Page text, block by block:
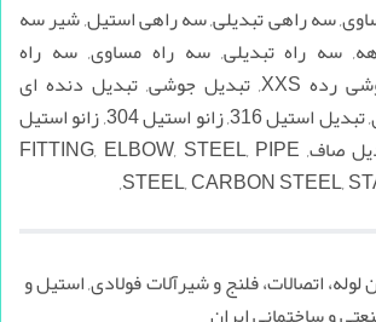
اتصالات، فلنج و شیرآلات فولادی, استیل و